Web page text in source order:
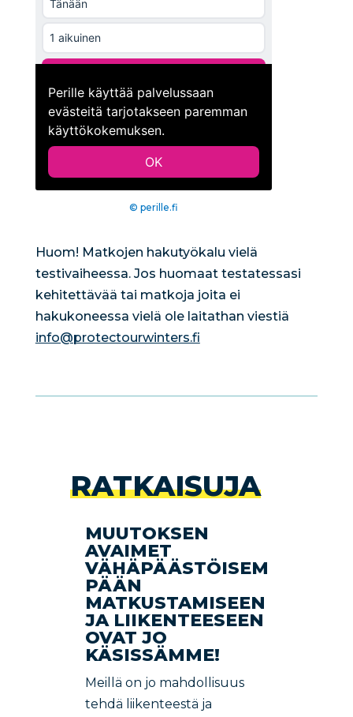
© perille.fi
Huom! Matkojen hakutyökalu vielä
testivaiheessa. Jos huomaat testatessasi
kehitettävää tai matkoja joita ei
hakukoneessa vielä ole laitathan viestiä
info@protectourwinters.fi
RATKAISUJA
MUUTOKSEN
AVAIMET
VÄHÄPÄÄSTÖISEM
PÄÄN
MATKUSTAMISEEN
JA LIIKENTEESEEN
OVAT JO
KÄSISSÄMME!
Meillä on jo mahdollisuus
tehdä liikenteestä ja